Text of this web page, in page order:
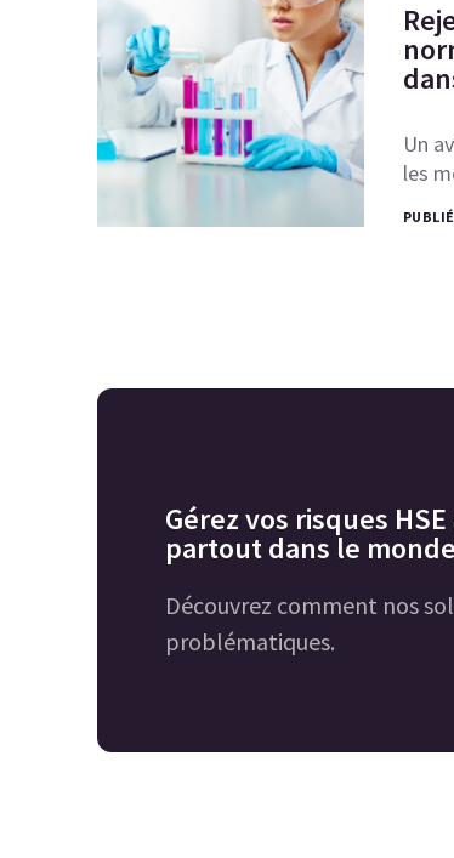
Un
les
Gérez vos risques
partout dans le
Découvrez comment nos
problématiques.